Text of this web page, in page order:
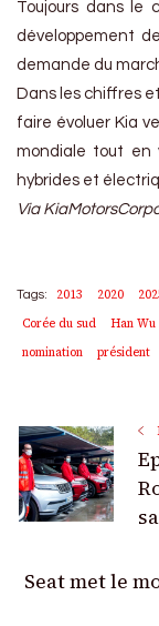
Toujours dans le
développement
demande du
Dans les chiffres
faire évoluer Kia
mondiale tout en
hybrides et
Via
Tags: 2013 2020
Corée du sud
Han Wu
nomination
président
Post
Seat met le